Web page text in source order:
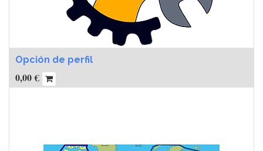
Opción de perfil
0,00€